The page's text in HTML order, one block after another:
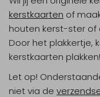
kerstkaarten of
houten kerst-ster of
Door het plakkertje,
kerstkaarten plakken!
Let op!
niet via de